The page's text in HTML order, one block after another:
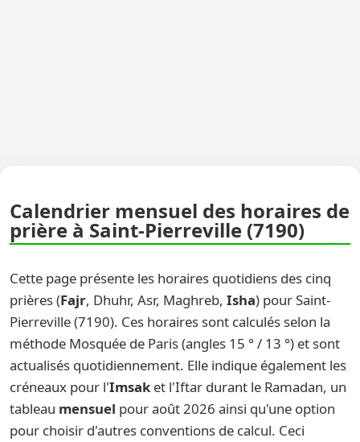
Calendrier mensuel des horaires de
prière à Saint-Pierreville (7190)
Cette page présente les horaires quotidiens des cinq
prières (Fajr, Dhuhr, Asr, Maghreb, Isha) pour Saint-
Pierreville (7190). Ces horaires sont calculés selon la
méthode Mosquée de Paris (angles 15 ° / 13 °) et sont
actualisés quotidiennement. Elle indique également les
créneaux pour l'Imsak et l'Iftar durant le Ramadan, un
tableau mensuel pour août 2026 ainsi qu'une option
pour choisir d'autres conventions de calcul. Ceci